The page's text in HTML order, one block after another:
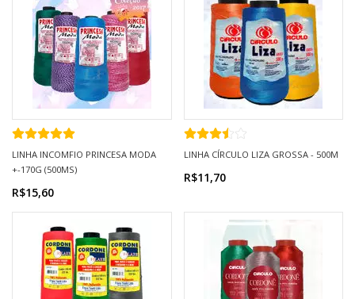
LINHA INCOMFIO PRINCESA MODA
+-170G (500MS)
R$15,60
LINHA CÍRCULO LIZA GROSSA - 500M
R$11,70